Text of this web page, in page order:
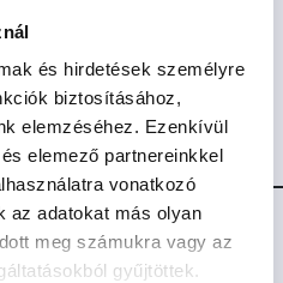
és hirdetések személyre
biztosításához,
elemzéséhez. Ezenkívül
elemező partnereinkkel
vonatkozó
az adatokat más olyan
meg számukra vagy az
gyűjtöttek.
eljut ez a kötet,
keresztül olvashat mindenki
mit lehet tenni, ha kutyával
kutya